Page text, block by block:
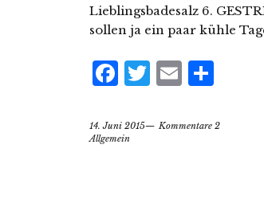
Lieblingsbadesalz 6.
sollen ja ein paar kühle
Facebook
Twitter
Email
14. Juni 2015
Kommentare 2
Allgemein